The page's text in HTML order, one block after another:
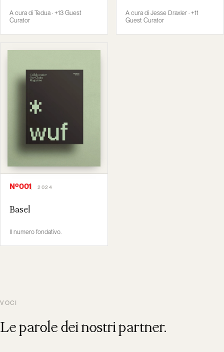
A cura di Tedua · +13 Guest
Curator
A cura di Jesse Draxler · +11
Guest Curator
Nº001 2024
Basel
Il numero fondativo.
VOCI
Le parole dei nostri partner.